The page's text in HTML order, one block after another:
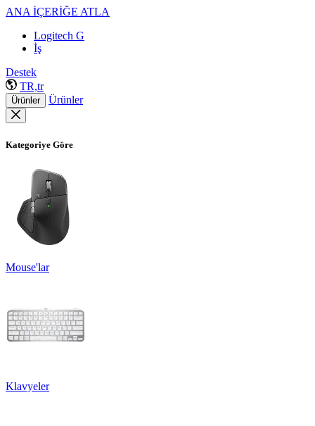
ANA İÇERİĞE ATLA
Logitech G
İş
Destek
TR,tr
Ürünler Ürünler
Kategoriye Göre
Mouse'lar
Klavyeler